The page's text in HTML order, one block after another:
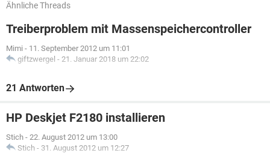
Ähnliche Threads
Treiberproblem mit Massenspeichercontroller
Mimi - 11. September 2012 um 11:01
giftzwergel - 21. Januar 2018 um 22:02
21 Antworten
HP Deskjet F2180 installieren
Stich - 22. August 2012 um 13:00
Stich - 31. August 2012 um 12:27